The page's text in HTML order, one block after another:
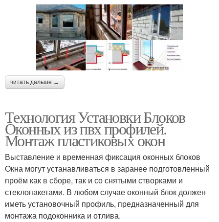
читать дальше →
Технология Установки Блоков
Оконных из пвх профилей.
Монтаж пластиковых окон
Выставление и временная фиксация оконных блоков
Окна могут устанавливаться в заранее подготовленный
проём как в сборе, так и со снятыми створками и
стеклопакетами. В любом случае оконный блок должен
иметь установочный профиль, предназначенный для
монтажа подоконника и отлива.